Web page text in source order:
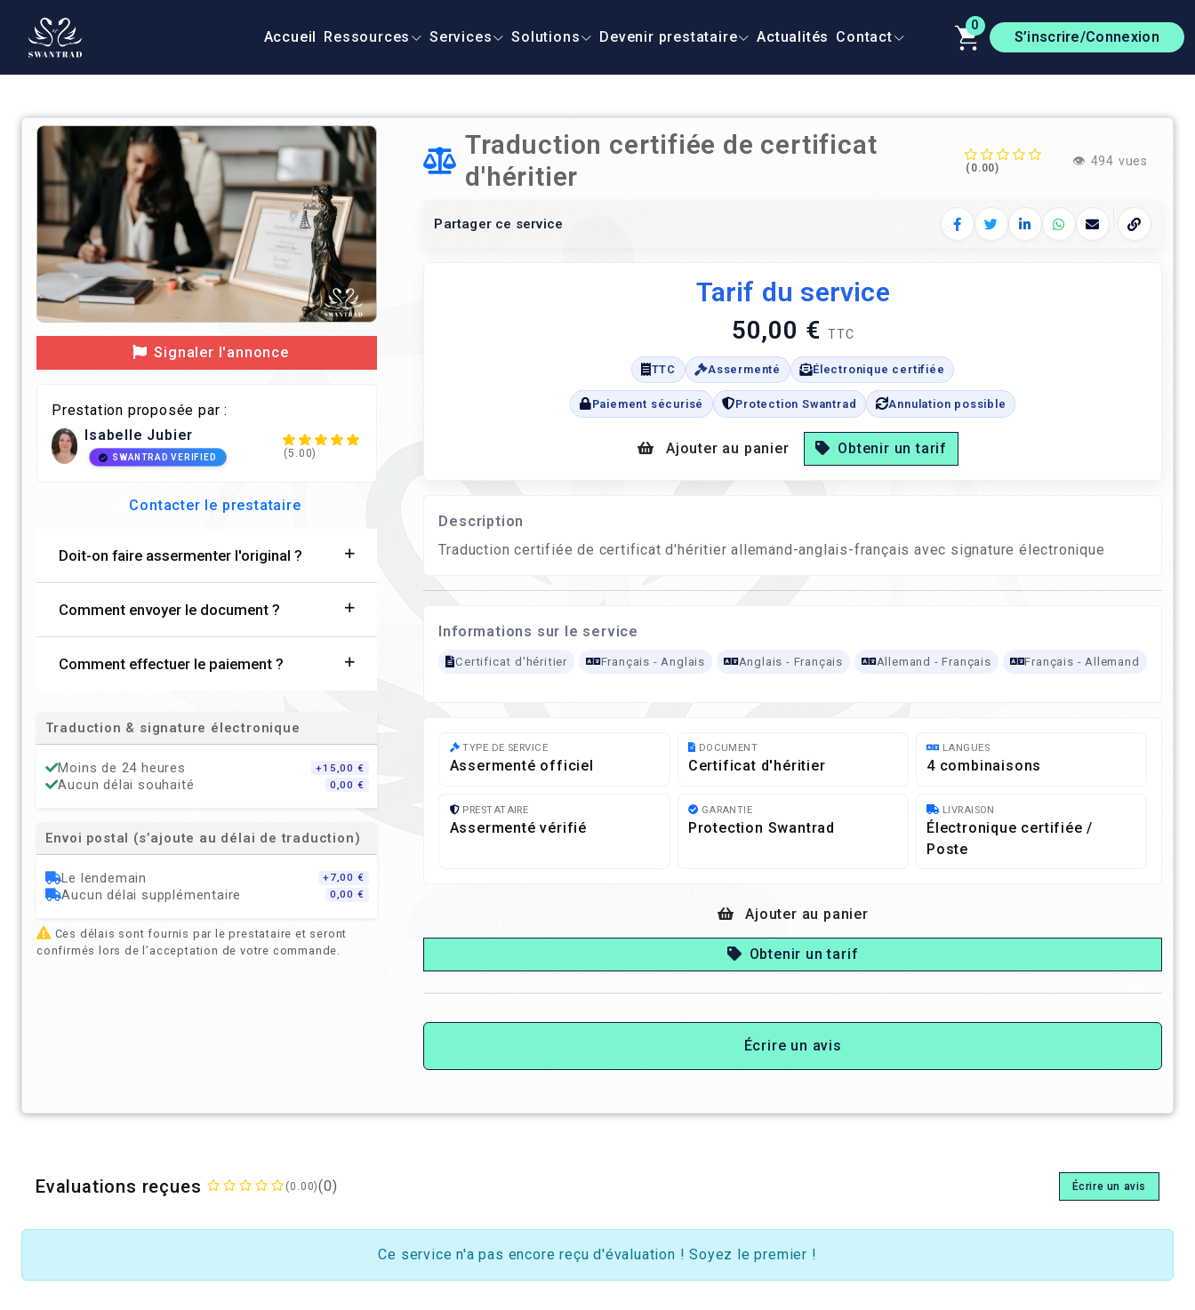
Accueil Ressources Services Solutions Devenir prestataire Actualités Contact
0
S’inscrire/Connexion
Signaler l'annonce
Prestation proposée par :
Isabelle Jubier
SWANTRAD VERIFIED (5.00)
Contacter le prestataire
Doit-on faire assermenter l'original ?
Comment envoyer le document ?
Comment effectuer le paiement ?
Traduction & signature électronique
Moins de 24 heures +15,00 €
Aucun délai souhaité 0,00 €
Envoi postal (s’ajoute au délai de traduction)
Le lendemain +7,00 €
Aucun délai supplémentaire 0,00 €
Ces délais sont fournis par le prestataire et seront
confirmés lors de l’acceptation de votre commande.
Traduction certifiée de certificat
d'héritier
(0.00) 👁️ 494 vues
Partager ce service
Facebook
TwitterLinkedInWhatsApp
E‑mailCopier le
Tarif du service
50,00 € TTC
TTC Assermenté Électronique certifiée
Paiement sécurisé Protection Swantrad Annulation possible
Ajouter au panier Obtenir un tarif
Description
Traduction certifiée de certificat d'héritier allemand-anglais-français avec signature électronique
Informations sur le service
Certificat d'héritier Français - Anglais Anglais - Français Allemand - Français Français - Allemand
TYPE DE SERVICE
Assermenté officiel
DOCUMENT
Certificat d'héritier
LANGUES
4 combinaisons
PRESTATAIRE
Assermenté vérifié
GARANTIE
Protection Swantrad
LIVRAISON
Électronique certifiée /
Poste
Ajouter au panier
Obtenir un tarif
Écrire un avis
Evaluations reçues (0.00)(0) Écrire un avis
Ce service n'a pas encore reçu d'évaluation ! Soyez le premier !